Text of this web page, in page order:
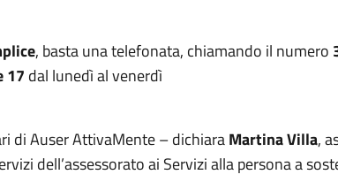
, basta una telefonata, chiamando il numero
17 dal lunedì al venerdì
di Auser AttivaMente – dichiaraMartina Villa,
dell’assessorato ai Servizi alla persona a